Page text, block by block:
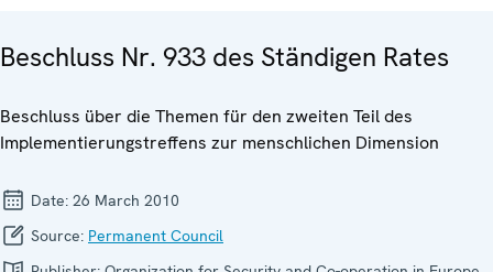
Beschluss Nr. 933 des Ständigen Rates
Beschluss über die Themen für den zweiten Teil des
Implementierungstreffens zur menschlichen Dimension
Date: 26 March 2010
Source: Permanent Council